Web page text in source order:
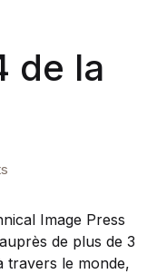
de la
Image Press
de plus de 3
travers le monde,